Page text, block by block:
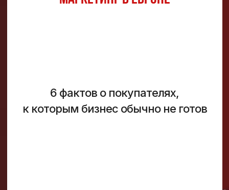
6 фактов о покупателях,
к которым бизнес обычно не готов